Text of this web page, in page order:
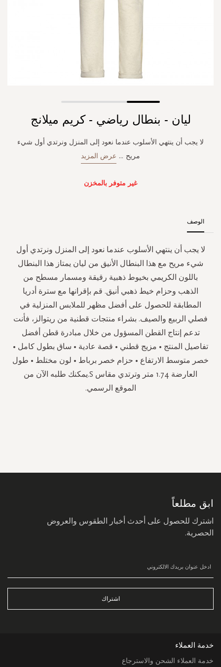
ليان - بنطال رياضي - كريم ميلانج
لا يجب أن ينتهي الأسلوب عندما نعود إلى المنزل ونرتدي أول شيء
مريح ... عرض المزيد
غير متوفر بالمخزن
الوصف
لا يجب أن ينتهي الأسلوب عندما نعود إلى المنزل ونرتدي أول
شيء مريح مع هذا البنطال الأنيق من ليان يمتاز هذا البنطال
باللون الكريمي بخيوط ذهبية رقيقة ومسمار مسطح من
الذهب وحزام خيط ذهبي أنيق. قم بإقرانها مع سترة أدريا
المطابقة للحصول على أفضل مظهر للملابس المنزلية في
فصلي الربيع والصيف. بشراء منتجات قطنية من ريتوالز، فأنت
تدعم إنتاج القطن المسؤول من خلال مبادرة قطن أفضل
تفاصيل المنتج • مزيج قطني • قصة عادية • ساق بطول كامل •
خصر متوسط الارتفاع • حزام خصر برباط • لون مختلط • طول
العارضة 1.74 متر وترتدي مقاس S.يمكنك طلبه الآن من
الموقع الرسمي.
ابق مطلعاً
اشترك للحصول على أحدث أخبار الطقوس والعروض
الحصرية.
اشتراك
خدمة العملاء
خدمة العملاء الشحن والاسترجاع